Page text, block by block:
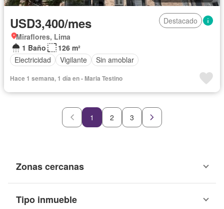
USD3,400/mes
Destacado
Miraflores, Lima
1 Baño
126 m²
Electricidad
Vigilante Sin amoblar
Hace 1 semana, 1 día en - Maria Testino
1 2 3
Zonas cercanas
Tipo inmueble